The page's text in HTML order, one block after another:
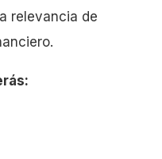
relevancia de